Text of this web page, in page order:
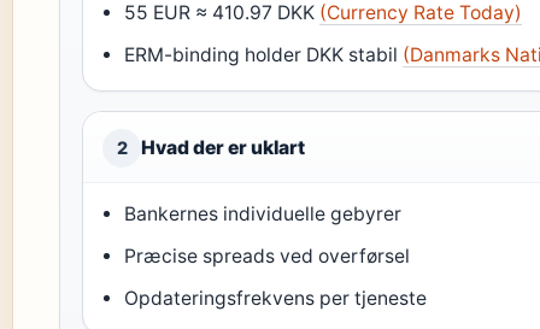
55 EUR ≈ 410.97 DKK (Currency Rate Today)
ERM-binding holder DKK stabil (Danmarks
2 Hvad der er uklart
Bankernes individuelle gebyrer
Præcise spreads ved overførsel
Opdateringsfrekvens per tjeneste